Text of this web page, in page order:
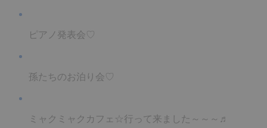
ピアノ発表会♡
孫たちのお泊り会♡
ミャクミャクカフェ☆行って来ました～～～♬